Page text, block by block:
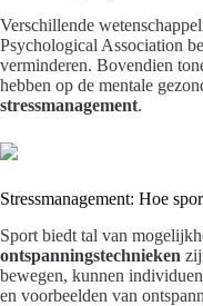
Verschillende
Psychological Association
verminderen. Bovendien
hebben op de mentale
stressmanagement.
Stressmanagement: Hoe
Sport biedt tal van
ontspanningstechnieken
bewegen, kunnen
en voorbeelden van